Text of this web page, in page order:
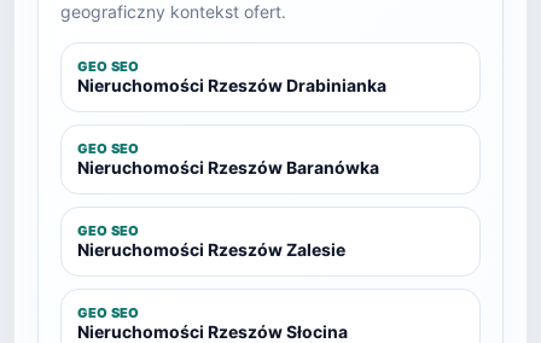
geograficzny kontekst ofert.
GEO SEO
Nieruchomości Rzeszów Drabinianka
GEO SEO
Nieruchomości Rzeszów Baranówka
GEO SEO
Nieruchomości Rzeszów Zalesie
GEO SEO
Nieruchomości Rzeszów Słocina